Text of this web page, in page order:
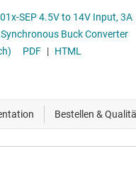
SEP 4.5V to 14V Input, 3A
PDF | HTML